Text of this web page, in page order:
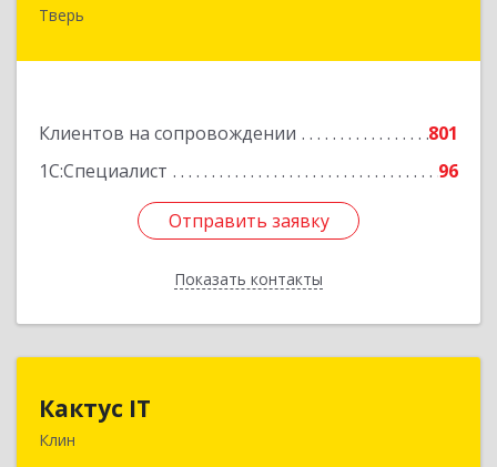
Тверь
Клиентов на сопровождении
801
1С:Специалист
96
Отправить заявку
Показать контакты
170006, Тверская обл, Тверь г, Учительская ул,
Отправить заявку
Назад
Кактус IT
Клин